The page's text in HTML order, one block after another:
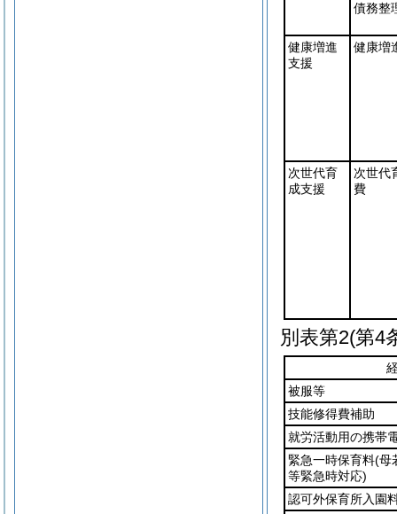
債務整
健康増進
支援
健康増
次世代育
成支援
次世代
費
別表第2(第4
被服等
技能修得費補助
就労活動用の携帯
緊急一時保育料(母
等緊急時対応)
認可外保育所入園